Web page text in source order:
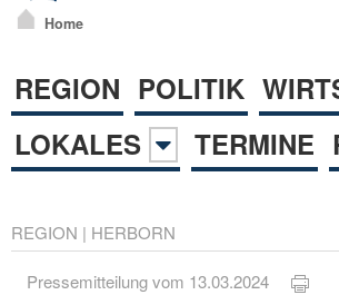
Home
REGION POLITIK
LOKALES
TERMINE
REGION | HERBORN
Pressemitteilung vom 13.03.2024